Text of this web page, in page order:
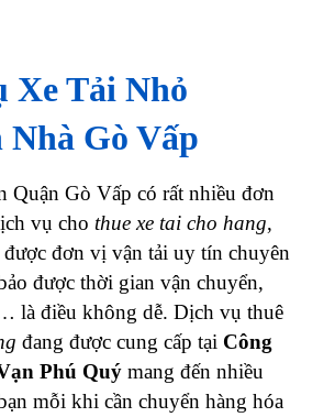
Xe Tải Nhỏ
Nhà Gò Vấp
Quận Gò Vấp có rất nhiều đơn
vụ cho thue xe tai cho hang,
đơn vị vận tải uy tín chuyên
được thời gian vận chuyển,
là điều không dễ. Dịch vụ thuê
đang được cung cấp tại Công
Phú Quý mang đến nhiều
mỗi khi cần chuyển hàng hóa